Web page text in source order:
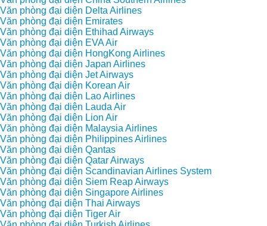
Văn phòng đại diện Delta Airlines
Văn phòng đại diện Emirates
Văn phòng đại diện Ethihad Airways
Văn phòng đại diện EVA Air
Văn phòng đại diện HongKong Airlines
Văn phòng đại diện Japan Airlines
Văn phòng đại diện Jet Airways
Văn phòng đại diện Korean Air
Văn phòng đại diện Lao Airlines
Văn phòng đại diện Lauda Air
Văn phòng đại diện Lion Air
Văn phòng đại diện Malaysia Airlines
Văn phòng đại diện Philippines Airlines
Văn phòng đại diện Qantas
Văn phòng đại diện Qatar Airways
Văn phòng đại diện Scandinavian Airlines System
Văn phòng đại diện Siem Reap Airways
Văn phòng đại diện Singapore Airlines
Văn phòng đại diện Thai Airways
Văn phòng đại diện Tiger Air